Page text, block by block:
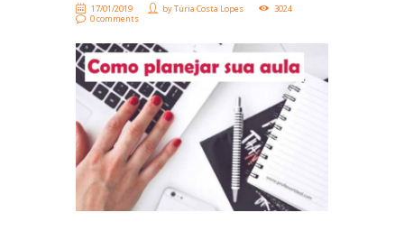
17/01/2019 byTúria Costa Lopes
3024
0 comments